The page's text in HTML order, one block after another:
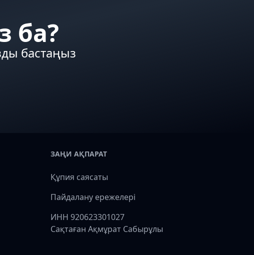
ба?
бастаңыз
ЗАҢИ АҚПАРАТ
Құпия саясаты
Пайдалану ережелері
ИНН 920623301027
Сақтаған Ақмұрат Сабырұлы